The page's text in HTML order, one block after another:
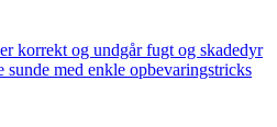
korrekt og undgår fugt og skadedyr
med enkle opbevaringstricks